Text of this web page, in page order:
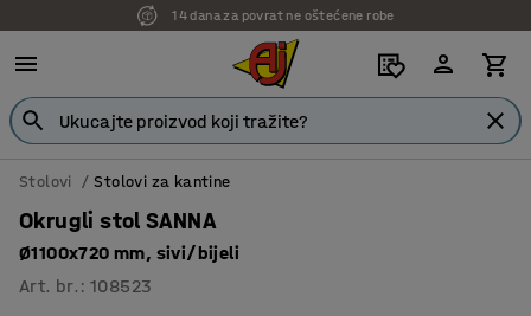
14 dana za povrat ne oštećene robe
Stolovi Stolovi za kantine
Okrugli stol SANNA
Ø1100x720 mm, sivi/bijeli
Art. br. :108523